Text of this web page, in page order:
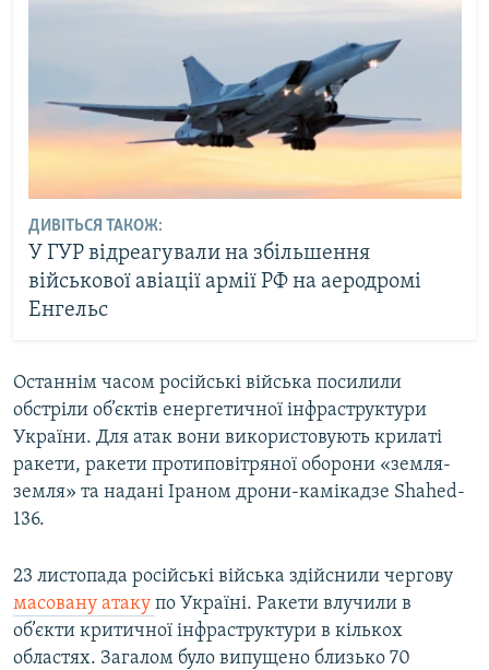
ДИВІТЬСЯ ТАКОЖ:
У ГУР відреагували на збільшення
військової авіації армії РФ на аеродромі
Енгельс
Останнім часом російські війська посилили
обстріли об’єктів енергетичної інфраструктури
України. Для атак вони використовують крилаті
ракети, ракети протиповітряної оборони «земля-
земля» та надані Іраном дрони-камікадзе Shahed-
136.
23 листопада російські війська здійснили чергову
масовану атаку по Україні. Ракети влучили в
об’єкти критичної інфраструктури в кількох
областях. Загалом було випущено близько 70